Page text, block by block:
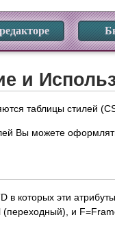
и
таблицы стилей
Вы можете
в которых эти
(переходный), и